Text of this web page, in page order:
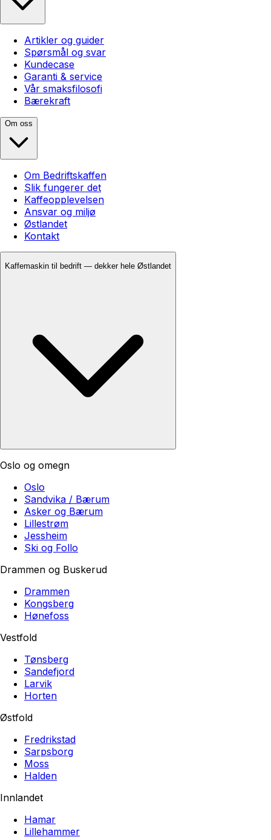
Artikler og guider
Spørsmål og svar
Kundecase
Garanti & service
Vår smaksfilosofi
Bærekraft
Om oss
Om Bedriftskaffen
Slik fungerer det
Kaffeopplevelsen
Ansvar og miljø
Østlandet
Kontakt
Kaffemaskin til bedrift — dekker hele Østlandet
Oslo og omegn
Oslo
Sandvika / Bærum
Asker og Bærum
Lillestrøm
Jessheim
Ski og Follo
Drammen og Buskerud
Drammen
Kongsberg
Hønefoss
Vestfold
Tønsberg
Sandefjord
Larvik
Horten
Østfold
Fredrikstad
Sarpsborg
Moss
Halden
Innlandet
Hamar
Lillehammer